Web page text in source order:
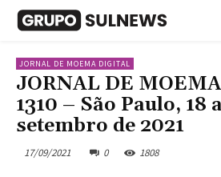
JORNAL DE MOEMA DIGITAL
JORNAL DE
1310 – São Paulo, 18
setembro de 2021
17/09/2021 0 1808